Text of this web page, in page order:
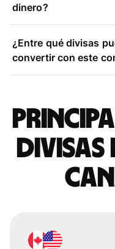
dinero?
¿Entre qué divisas
convertir con este